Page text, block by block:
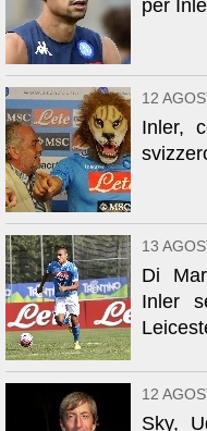
per
12
Inler,
13
Di
Inler
12
Sky,